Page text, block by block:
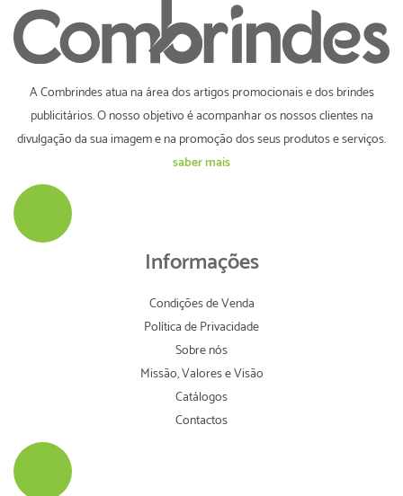
A Combrindes atua na área dos artigos promocionais e dos brindes
publicitários. O nosso objetivo é acompanhar os nossos clientes na
divulgação da sua imagem e na promoção dos seus produtos e serviços.
saber mais
Informações
Condições de Venda
Política de Privacidade
Sobre nós
Missão, Valores e Visão
Catálogos
Contactos